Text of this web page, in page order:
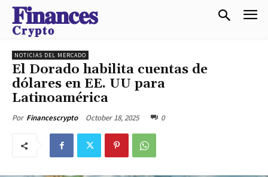
𝐅𝐢𝐧𝐚𝐧𝐜𝐞𝐬
𝐂𝐫𝐲𝐩𝐭𝐨
NOTICIAS DEL MERCADO
El Dorado habilita cuentas de
dólares en EE. UU para
Latinoamérica
Por Financescrypto October 18, 2025 0